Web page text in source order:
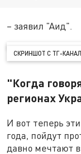
– заявил "Аид".
СКРИНШОТ С ТГ-
"Когда
регионах
И вот теперь
года, пойдут
давно мечтают